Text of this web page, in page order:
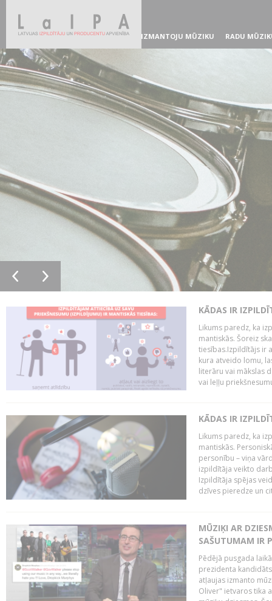
IZMANTOJU MŪZIKU RADU
KĀDAS IR
Likums paredz, ka
mantiskās. Šoreiz
tiesības.Izpildītājs ir
kura atveido lomu,
literāru vai mākslas
vai leļļu
KĀDAS IR
Likums paredz, ka
mantiskās.
personību – viņa
izpildītāja veikto
Izpildītāja spējas
dzīves pieredze un
MŪZIĶI AR
SAŠUTUMAM IR
Pēdējā pusgada
prezidenta
atļaujas izmanto
Oliver" ietvaros tika